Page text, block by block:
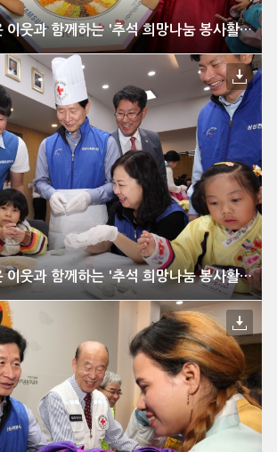
삼성전자, 어려운 이웃과 함께하는 '추석 희망나눔 봉사활동' 전개
삼성전자, 어려운 이웃과 함께하는 '추석 희망나눔 봉사활동' 전개